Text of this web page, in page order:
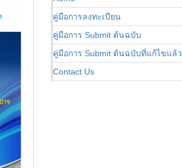
คู่มือการลงทะเบียน
คู่มือการ Submit ต้นฉบับ
คู่มือการ Submit ต้นฉบับที่แก้ไขแล้ว
Contact Us